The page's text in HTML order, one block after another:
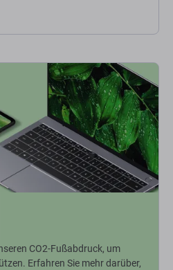
CO2-Fußabdruck, um
Erfahren Sie mehr darüber,